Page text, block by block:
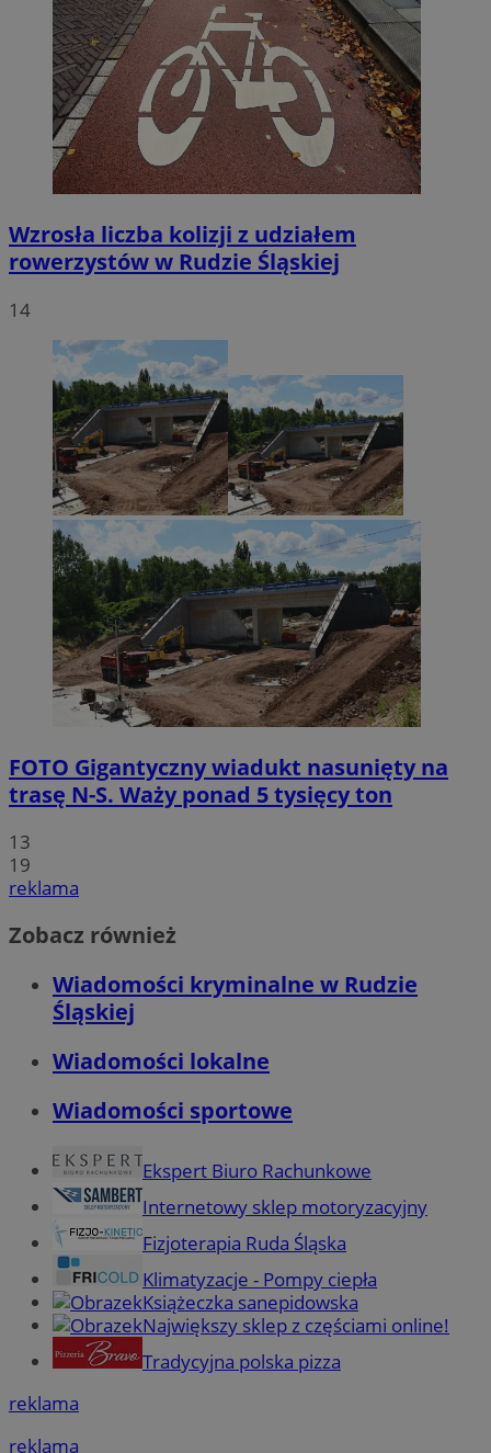
Wzrosła liczba kolizji z udziałem
rowerzystów w Rudzie Śląskiej
14
FOTO Gigantyczny wiadukt nasunięty na
trasę N-S. Waży ponad 5 tysięcy ton
13
19
reklama
Zobacz również
Wiadomości kryminalne w Rudzie
Śląskiej
Wiadomości lokalne
Wiadomości sportowe
Ekspert Biuro Rachunkowe
Internetowy sklep motoryzacyjny
Fizjoterapia Ruda Śląska
Klimatyzacje - Pompy ciepła
Książeczka sanepidowska
Największy sklep z częściami online!
Tradycyjna polska pizza
reklama
reklama